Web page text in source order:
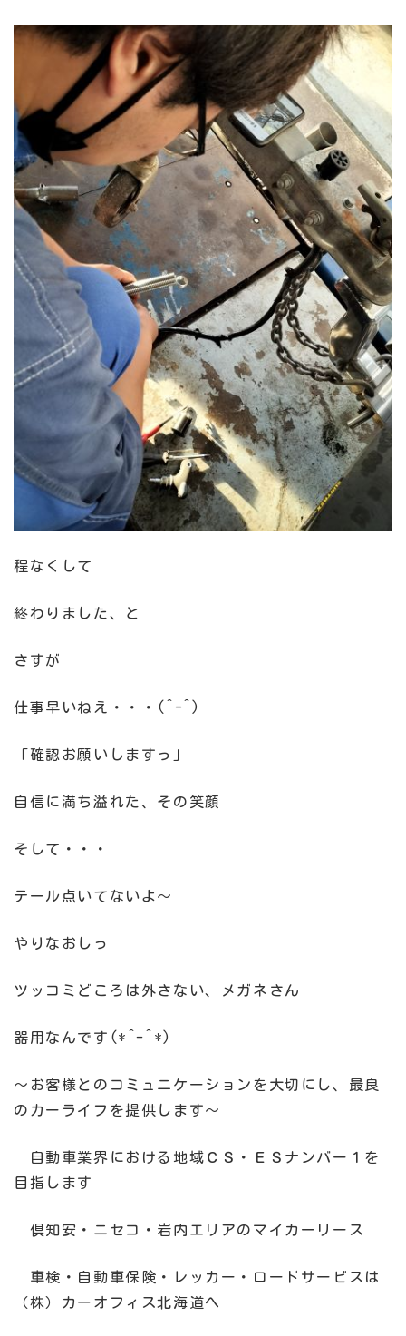
程なくして
終わりました、と
さすが
仕事早いねえ・・・(^-^)
「確認お願いしますっ」
自信に満ち溢れた、その笑顔
そして・・・
テール点いてないよ～
やりなおしっ
ツッコミどころは外さない、メガネさん
器用なんです(*^-^*)
～お客様とのコミュニケーションを大切にし、最良
のカーライフを提供します～
自動車業界における地域ＣＳ・ＥＳナンバー１を
目指します
倶知安・ニセコ・岩内エリアのマイカーリース
車検・自動車保険・レッカー・ロードサービスは
（株）カーオフィス北海道へ